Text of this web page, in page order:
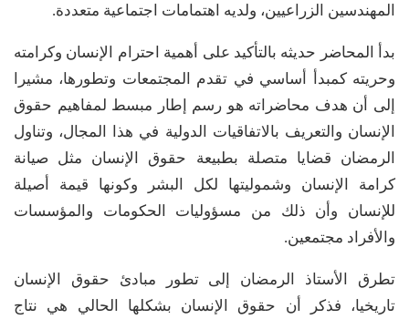
المهندسين الزراعيين، ولديه اهتمامات اجتماعية متعددة.
بدأ المحاضر حديثه بالتأكيد على أهمية احترام الإنسان وكرامته
وحريته كمبدأ أساسي في تقدم المجتمعات وتطورها، مشيرا
إلى أن هدف محاضراته هو رسم إطار مبسط لمفاهيم حقوق
الإنسان والتعريف بالاتفاقيات الدولية في هذا المجال، وتناول
الرمضان قضايا متصلة بطبيعة حقوق الإنسان مثل صيانة
كرامة الإنسان وشموليتها لكل البشر وكونها قيمة أصيلة
للإنسان وأن ذلك من مسؤوليات الحكومات والمؤسسات
والأفراد مجتمعين.
تطرق الأستاذ الرمضان إلى تطور مبادئ حقوق الإنسان
تاريخيا، فذكر أن حقوق الإنسان بشكلها الحالي هي نتاج